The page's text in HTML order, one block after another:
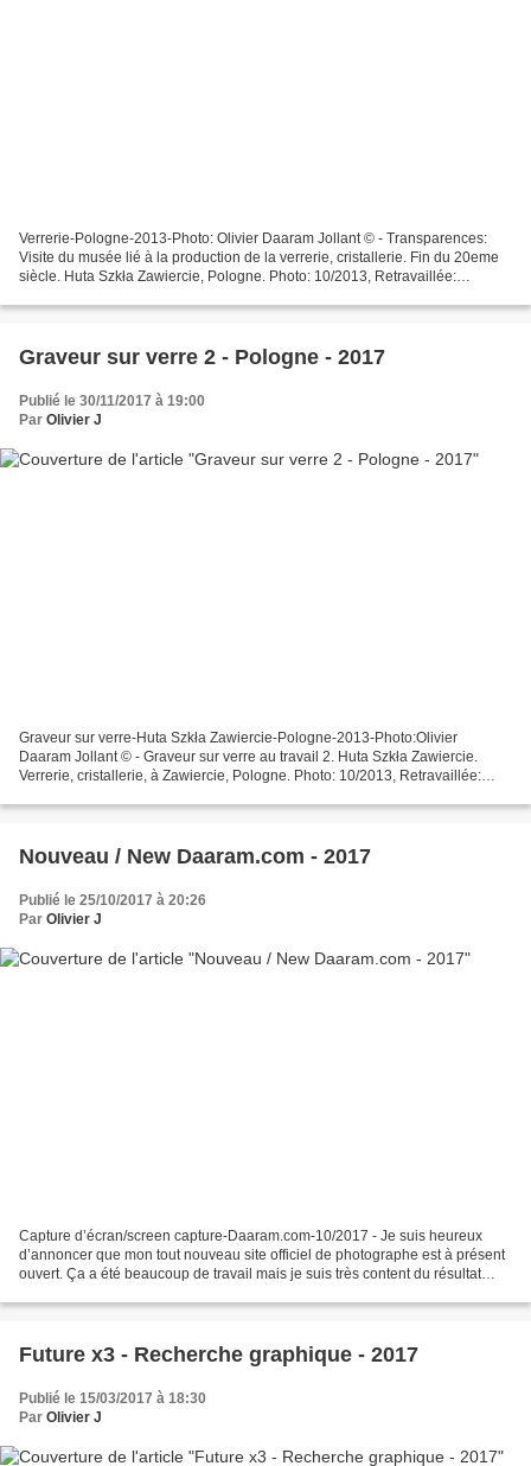
Verrerie-Pologne-2013-Photo: Olivier Daaram Jollant © - Transparences:
Visite du musée lié à la production de la verrerie, cristallerie. Fin du 20eme
siècle. Huta Szkła Zawiercie, Pologne. Photo: 10/2013, Retravaillée:
Graveur sur verre 2 - Pologne - 2017
Publié le 30/11/2017 à 19:00
Par Olivier J
Graveur sur verre-Huta Szkła Zawiercie-Pologne-2013-Photo:Olivier
Daaram Jollant © - Graveur sur verre au travail 2. Huta Szkła Zawiercie.
Verrerie, cristallerie, à Zawiercie, Pologne. Photo: 10/2013, Retravaillée:
Nouveau / New Daaram.com - 2017
Publié le 25/10/2017 à 20:26
Par Olivier J
Capture d’écran/screen capture-Daaram.com-10/2017 - Je suis heureux
d’annoncer que mon tout nouveau site officiel de photographe est à présent
ouvert. Ça a été beaucoup de travail mais je suis très content du résultat
Future x3 - Recherche graphique - 2017
Publié le 15/03/2017 à 18:30
Par Olivier J